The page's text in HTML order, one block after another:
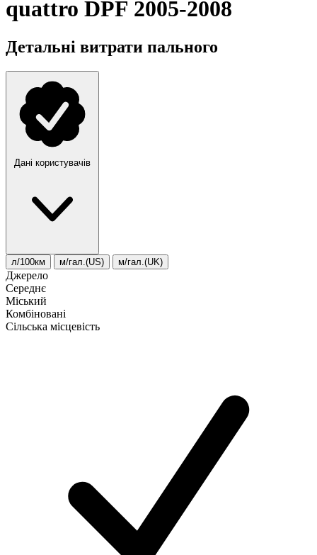
quattro DPF 2005-2008
Детальні витрати пального
Дані користувачів
л/100км м/гал.(US) м/гал.(UK)
Джерело
Середнє
Міський
Комбіновані
Сільська місцевість